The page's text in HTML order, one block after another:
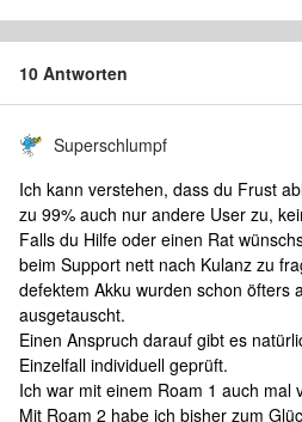
10 Antworten
Superschlumpf
Ich kann verstehen, dass du Frust
zu 99% auch nur andere User zu,
Falls du Hilfe oder einen Rat
beim Support nett nach Kulanz zu
defektem Akku wurden schon öfters
ausgetauscht.
Einen Anspruch darauf gibt es
Einzelfall individuell geprüft.
Ich war mit einem Roam 1 auch mal
Mit Roam 2 habe ich bisher zum